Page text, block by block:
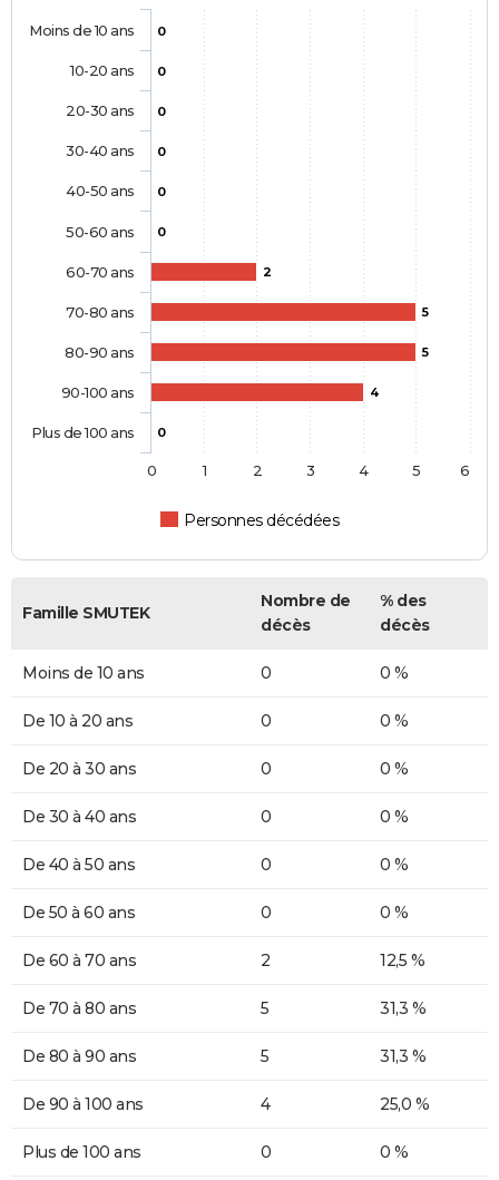
0
0
0
0
0
0
2
5
5
4
0
Personnes décédées
Moins de 10 ans
10-20 ans
20-30 ans
30-40 ans
40-50 ans
50-60 ans
60-70 ans
70-80 ans
80-90 ans
90-100 ans
Plus de 100 ans
0 1 2 3 4 5 6
Famille SMUTEK
Nombre de
décès
% des
décès
Moins de 10 ans 0 0 %
De 10 à 20 ans 0 0 %
De 20 à 30 ans 0 0 %
De 30 à 40 ans 0 0 %
De 40 à 50 ans 0 0 %
De 50 à 60 ans 0 0 %
De 60 à 70 ans 2 12,5 %
De 70 à 80 ans 5 31,3 %
De 80 à 90 ans 5 31,3 %
De 90 à 100 ans 4 25,0 %
Plus de 100 ans 0 0 %